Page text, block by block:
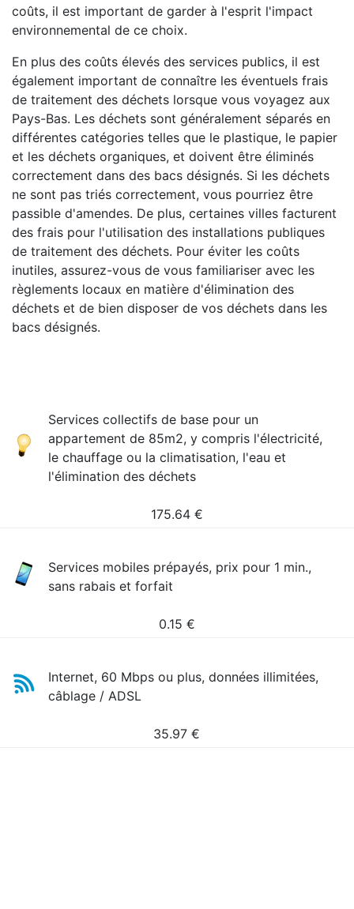
coûts, il est important de garder à l'esprit l'impact
environnemental de ce choix.
En plus des coûts élevés des services publics, il est
également important de connaître les éventuels frais
de traitement des déchets lorsque vous voyagez aux
Pays-Bas. Les déchets sont généralement séparés en
différentes catégories telles que le plastique, le papier
et les déchets organiques, et doivent être éliminés
correctement dans des bacs désignés. Si les déchets
ne sont pas triés correctement, vous pourriez être
passible d'amendes. De plus, certaines villes facturent
des frais pour l'utilisation des installations publiques
de traitement des déchets. Pour éviter les coûts
inutiles, assurez-vous de vous familiariser avec les
règlements locaux en matière d'élimination des
déchets et de bien disposer de vos déchets dans les
bacs désignés.
Services collectifs de base pour un
appartement de 85m2, y compris l'électricité,
le chauffage ou la climatisation, l'eau et
l'élimination des déchets
175.64 €
Services mobiles prépayés, prix pour 1 min.,
sans rabais et forfait
0.15 €
Internet, 60 Mbps ou plus, données illimitées,
câblage / ADSL
35.97 €